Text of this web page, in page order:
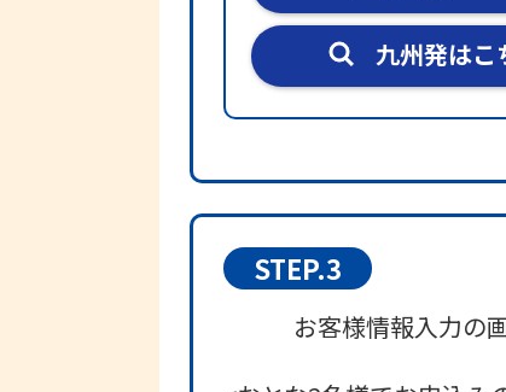
九州発はこ
STEP.3
お客様情報入力の